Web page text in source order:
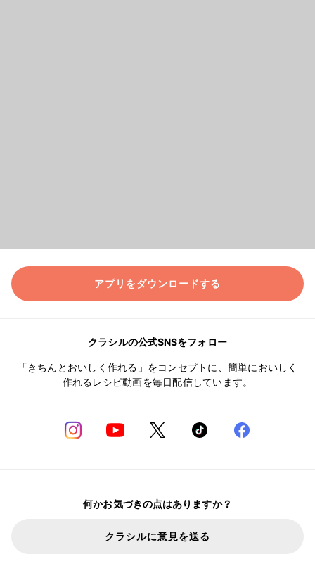
アプリをダウンロードする
クラシルの公式SNSをフォロー
「きちんとおいしく作れる」をコンセプトに、簡単においしく
作れるレシピ動画を毎日配信しています。
何かお気づきの点はありますか？
クラシルに意見を送る